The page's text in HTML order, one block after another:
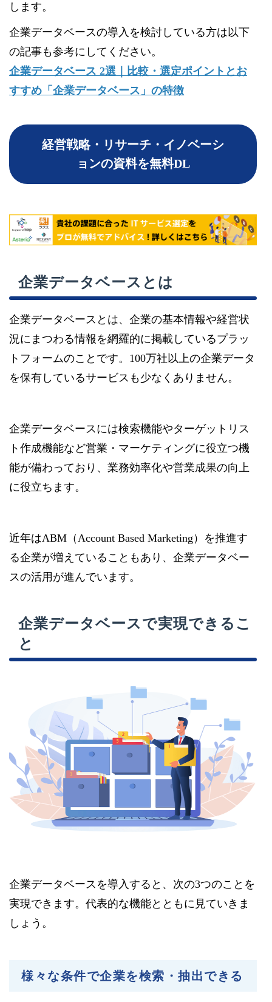
します。
企業データベースの導入を検討している方は以下
の記事も参考にしてください。
企業データベース 2選｜比較・選定ポイントとお
すすめ「企業データベース」の特徴
経営戦略・リサーチ・イノベーシ
ョンの資料を無料DL
企業データベースとは
企業データベースとは、企業の基本情報や経営状
況にまつわる情報を網羅的に掲載しているプラッ
トフォームのことです。100万社以上の企業データ
を保有しているサービスも少なくありません。
企業データベースには検索機能やターゲットリス
ト作成機能など営業・マーケティングに役立つ機
能が備わっており、業務効率化や営業成果の向上
に役立ちます。
近年はABM（Account Based Marketing）を推進す
る企業が増えていることもあり、企業データベー
スの活用が進んでいます。
企業データベースで実現できるこ
と
企業データベースを導入すると、次の3つのことを
実現できます。代表的な機能とともに見ていきま
しょう。
様々な条件で企業を検索・抽出できる